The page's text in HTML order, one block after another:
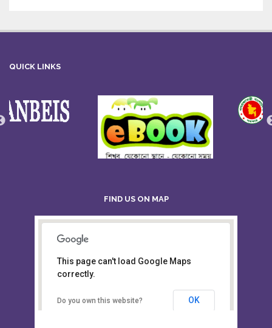
QUICK LINKS
FIND US ON MAP
Secondary Education, Alampur,
Sylhet
This page can't load Google Maps